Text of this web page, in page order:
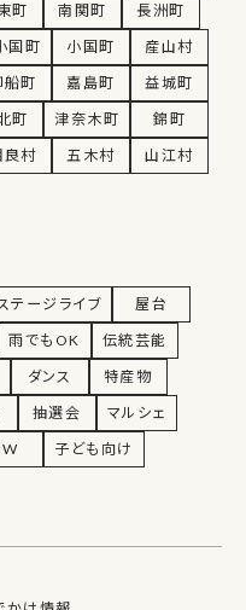
町 南関町
長洲町
国町 小国町
産山村
船町 嘉島町
益城町
町 津奈木町
錦町
良村 五木村
山江村
テージライブ
屋台
雨でもOK
伝統芸能
ダンス
特産物
抽選会
マルシェ
子ども向け